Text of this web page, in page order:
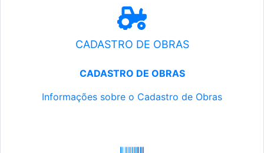
CADASTRO DE OBRAS
CADASTRO DE OBRAS
Informações sobre o Cadastro de Obras